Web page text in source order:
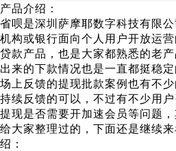
产品介绍：
省呗是深圳萨摩耶数字科技有限
机构或银行面向个人用户开放运
贷款产品，也是大家都熟悉的老
出来的下款情况也是一直都挺稳
场上反馈的提现批款案例也有不
持续反馈的可以，不过有不少用
提现是否需要开加速会员等问题
给大家整理过的，下面还是继续
绍：